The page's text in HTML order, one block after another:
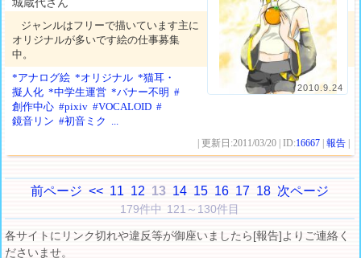
2010.9.24
城蔵代さん
ジャンルはフリーで描いています主に
オリジナルが多いです絵の仕事募集
中。
*アナログ絵 *オリジナル *猫耳・
擬人化 *中学生運営 *バナー不明 #
創作中心 #pixiv #VOCALOID #
鏡音リン #初音ミク ...
| 更新日:2011/03/20 | ID:16667 |報告
前ページ << 11 12 13 14 15 16 17 18 次ページ
179件中 121～130件目
各サイトにリンク切れや違反等が御座いましたら[報告]よりご連絡く
ださいませ。